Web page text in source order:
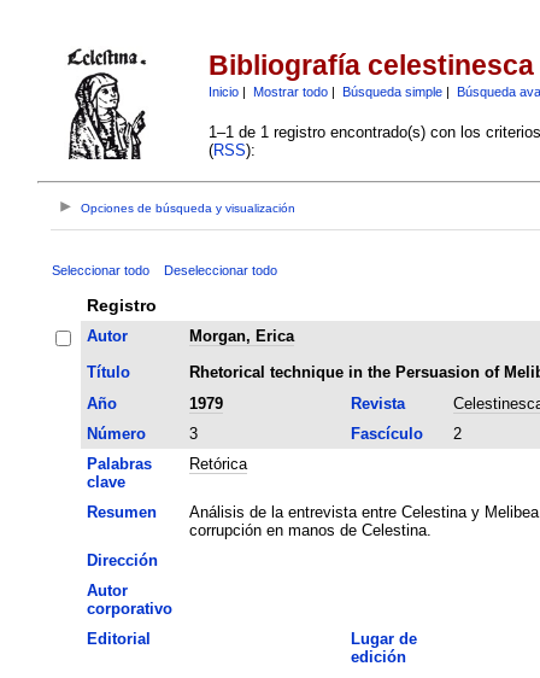
Bibliografía celestinesca
Inicio| Mostrar todo| Búsqueda simple| Búsqueda
1–1 de 1 registro encontrado(s) con los
(RSS):
Opciones de búsqueda y visualización
Seleccionar todo Deseleccionar todo
Registro
Autor
Morgan, Erica
Título
Rhetorical technique in the Persuasion of
Año
1979 Revista
Número
3 Fascículo
2
Palabras
clave
Retórica
Resumen
Análisis de la entrevista entre Celestina y
corrupción en manos de Celestina.
Dirección
Autor
corporativo
Editorial
Lugar de
edición